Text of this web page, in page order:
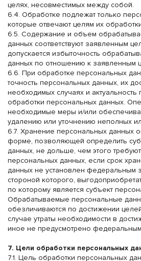
целях, несовместимых между собой.
6.4. Обработке подлежат только
которые отвечают целям их
6.5. Содержание и объем
данных соответствуют заявленным
допускается избыточность
данных по отношению к заявленным
6.6. При обработке персональных
точность персональных данных, их
необходимых случаях и
обработки персональных данных.
необходимые меры и/или
удалению или уточнению неполных
6.7. Хранение персональных данных
форме, позволяющей определить
данных, не дольше, чем этого
персональных данных, если срок
данных не установлен федеральным
стороной которого,
по которому является субъект
Обрабатываемые персональные
обезличиваются по достижении
случае утраты необходимости в
иное не предусмотрено
7. Цели обработки персональных
7.1. Цель обработки персональных
Балашиха
ВЫБРАТЬ
ПВЗ Яндекс.Маркет
ВЫБРАТЬ